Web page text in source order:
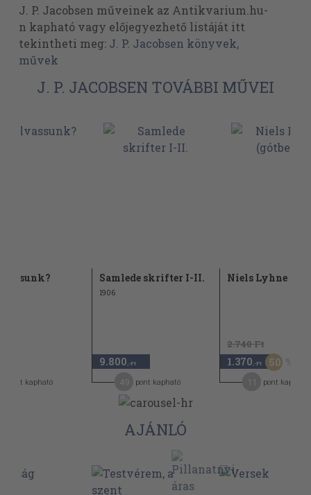
J. P. Jacobsen műveinek az Antikvarium.hu-
n kapható vagy előjegyezhető listáját itt
tekintheti meg: J. P. Jacobsen könyvek,
művek
J. P. JACOBSEN TOVÁBBI MŰVEI
pont kapható
Samlede skrifter I-II.
1906
9.800 ,-Ft
pont kapható
Niels Lyhne
2.740 Ft
1.370 ,-Ft 50
pont kapható
AJÁNLÓ